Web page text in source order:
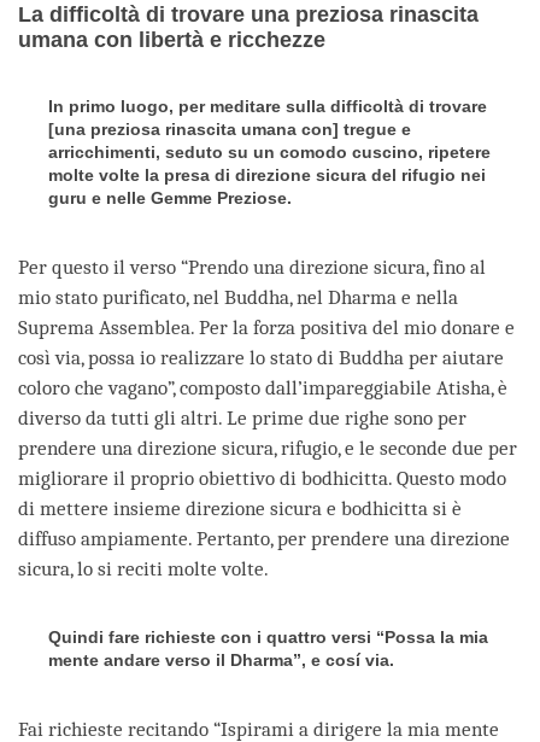
La difficoltà di trovare una preziosa rinascita
umana con libertà e ricchezze
In primo luogo, per meditare sulla difficoltà di trovare
[una preziosa rinascita umana con] tregue e
arricchimenti, seduto su un comodo cuscino, ripetere
molte volte la presa di direzione sicura del rifugio nei
guru e nelle Gemme Preziose.
Per questo il verso “Prendo una direzione sicura, fino al
mio stato purificato, nel Buddha, nel Dharma e nella
Suprema Assemblea. Per la forza positiva del mio donare e
così via, possa io realizzare lo stato di Buddha per aiutare
coloro che vagano”, composto dall’impareggiabile Atisha, è
diverso da tutti gli altri. Le prime due righe sono per
prendere una direzione sicura, rifugio, e le seconde due per
migliorare il proprio obiettivo di bodhicitta. Questo modo
di mettere insieme direzione sicura e bodhicitta si è
diffuso ampiamente. Pertanto, per prendere una direzione
sicura, lo si reciti molte volte.
Quindi fare richieste con i quattro versi “Possa la mia
mente andare verso il Dharma”, e cosí via.
Fai richieste recitando “Ispirami a dirigere la mia mente